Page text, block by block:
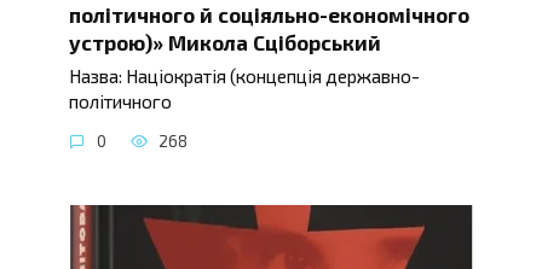
політичного й соціяльно-економічного
устрою)» Микола Сціборський
Назва: Націократія (концепція державно-
політичного
0 268